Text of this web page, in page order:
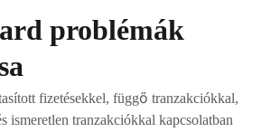
problémák
fizetésekkel, függő tranzakciókkal,
ismeretlen tranzakciókkal kapcsolatban